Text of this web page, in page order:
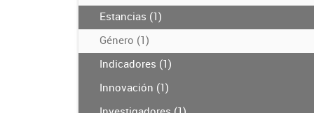
Estancias (1)
Género (1)
Indicadores (1)
Innovación (1)